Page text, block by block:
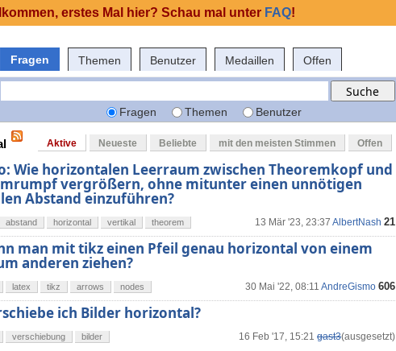
Fragen Themen Benutzer Medaillen Offen
Fragen Themen Benutzer
Aktive Neueste Beliebte mit den meisten Stimmen Offen
Wie horizontalen Leerraum zwischen Theoremkopf und
vergrößern, ohne mitunter einen unnötigen
Abstand einzuführen?
13 Mär '23, 23:37 AlbertNash 21
abstand horizontal vertikal theorem
man mit tikz einen Pfeil genau horizontal von einem
anderen ziehen?
30 Mai '22, 08:11 AndreGismo 606
latex tikz arrows nodes
ich Bilder horizontal?
16 Feb '17, 15:21 gast3(ausgesetzt)
verschiebung bilder
erstes Mal hier? Schau mal unter FAQ!